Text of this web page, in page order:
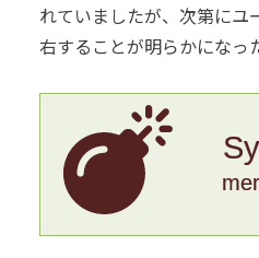
れていましたが、次第にユ
右することが明らかになっ